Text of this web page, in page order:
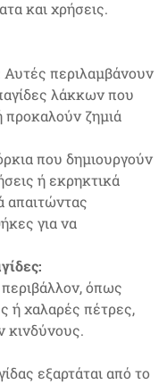
και χρήσεις.
Αυτές περιλαμβάνουν
λάκκων που
προκαλούν ζημιά
που δημιουργούν
ή εκρηκτικά
απαιτώντας
για να
όπως
ή χαλαρές πέτρες,
κινδύνους.
εξαρτάται από το